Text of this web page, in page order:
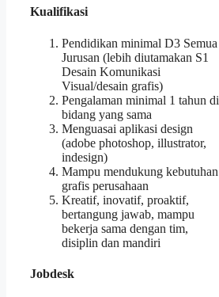
Kualifikasi
Pendidikan minimal D3 Semua
Jurusan (lebih diutamakan S1
Desain Komunikasi
Visual/desain grafis)
Pengalaman minimal 1 tahun di
bidang yang sama
Menguasai aplikasi design
(adobe photoshop, illustrator,
indesign)
Mampu mendukung kebutuhan
grafis perusahaan
Kreatif, inovatif, proaktif,
bertangung jawab, mampu
bekerja sama dengan tim,
disiplin dan mandiri
Jobdesk